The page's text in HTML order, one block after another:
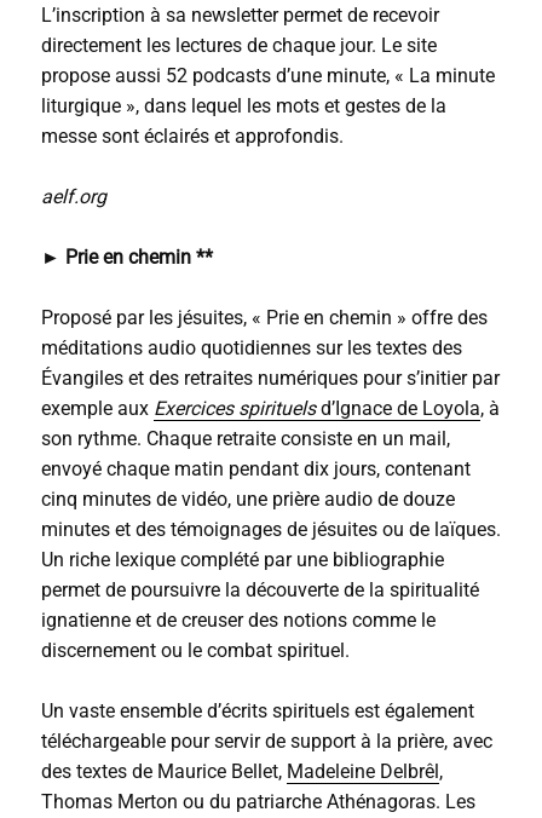
L’inscription à sa newsletter permet de recevoir
directement les lectures de chaque jour. Le site
propose aussi 52 podcasts d’une minute, « La minute
liturgique », dans lequel les mots et gestes de la
messe sont éclairés et approfondis.
aelf.org
► Prie en chemin **
Proposé par les jésuites, « Prie en chemin » offre des
méditations audio quotidiennes sur les textes des
Évangiles et des retraites numériques pour s’initier par
exemple aux Exercices spirituelsd’Ignace de Loyola, à
son rythme. Chaque retraite consiste en un mail,
envoyé chaque matin pendant dix jours, contenant
cinq minutes de vidéo, une prière audio de douze
minutes et des témoignages de jésuites ou de laïques.
Un riche lexique complété par une bibliographie
permet de poursuivre la découverte de la spiritualité
ignatienne et de creuser des notions comme le
discernement ou le combat spirituel.
Un vaste ensemble d’écrits spirituels est également
téléchargeable pour servir de support à la prière, avec
des textes de Maurice Bellet, Madeleine Delbrêl,
Thomas Merton ou du patriarche Athénagoras. Les